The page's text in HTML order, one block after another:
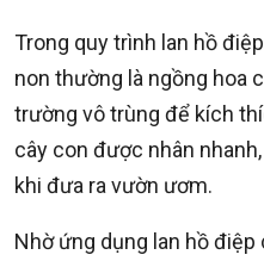
Trong quy trình lan hồ
non thường là ngồng hoa
trường vô trùng để kích
cây con được nhân
khi đưa ra vườn ươm.
Nhờ ứng dụng lan hồ